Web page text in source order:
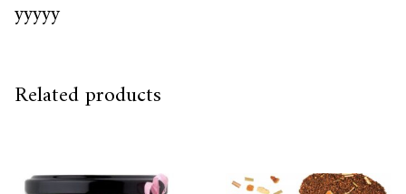
yyyyy
Related products